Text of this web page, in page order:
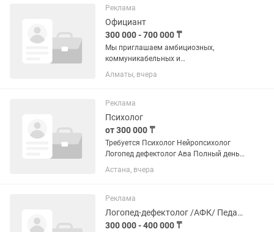
инструмент для изменения своей
жизни, в...
Реклама
Официант
300 000 - 700 000 ₸
Мы приглашаем амбициозных,
коммуникабельных и
целеустремленных людей, уверенных в
своих силах, присоединиться к нашей
Coffee & Wine" в Алматы. Мы ищем тех,
кто...
Алматы, вчера
Реклама
Психолог
от 300 000 ₸
Требуется Психолог Нейропсихолог
Логопед дефектолог Ава Полный день
8:30-18:00 Логопедический центр До 35
Астана, вчера
Реклама
Логопед-дефектолог /АФК/ Педагог-психолог
300 000 - 400 000 ₸